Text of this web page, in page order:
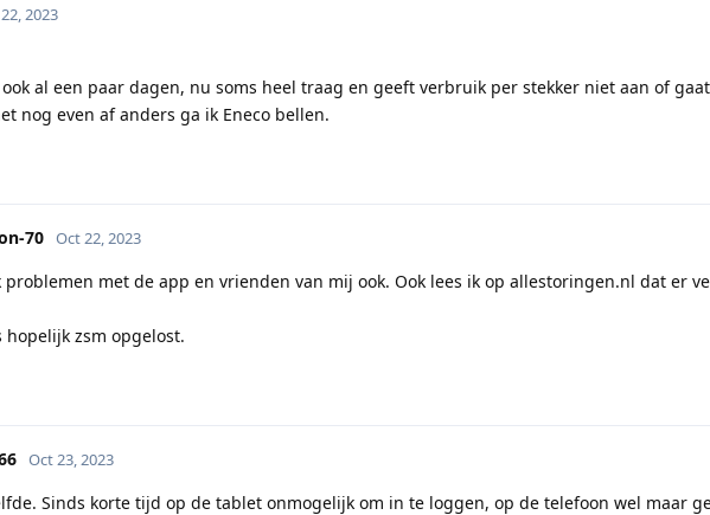
2023
al een paar dagen, nu soms heel traag en geeft verbruik per stekker niet aan of
nog even af anders ga ik Eneco bellen.
70 Oct 22, 2023
problemen met de app en vrienden van mij ook. Ook lees ik op allestoringen.nl dat er
hopelijk zsm opgelost.
Oct 23, 2023
Sinds korte tijd op de tablet onmogelijk om in te loggen, op de telefoon wel maar